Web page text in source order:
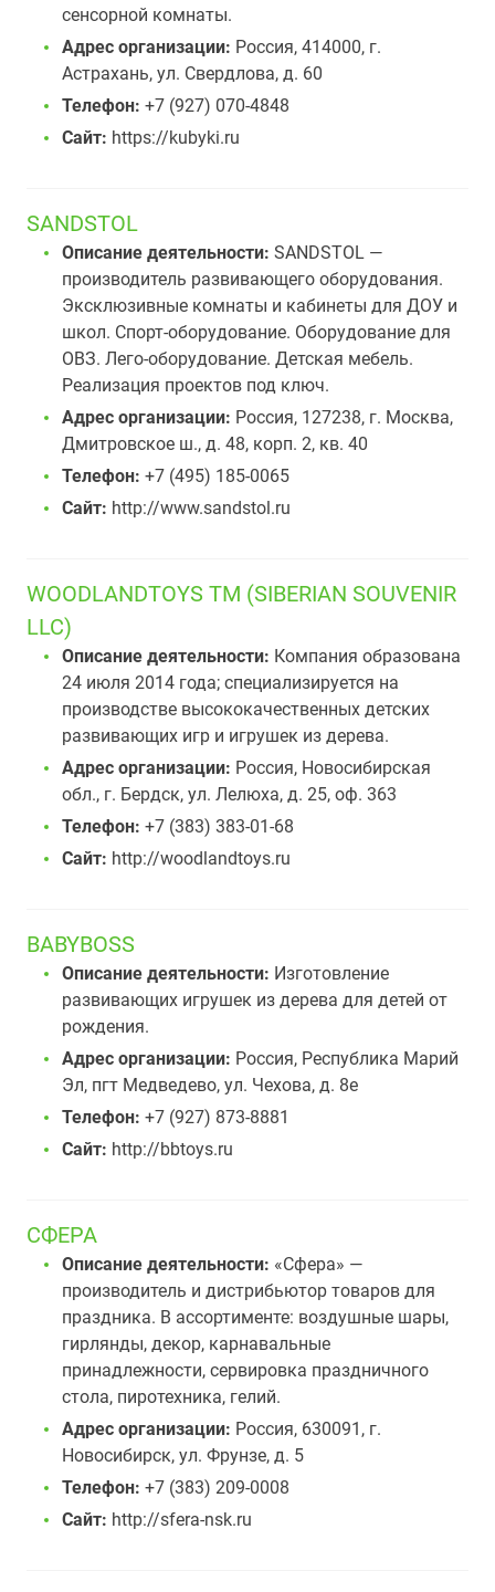
сенсорной комнаты.
Адрес организации: Россия, 414000, г.
Астрахань, ул. Свердлова, д. 60
Телефон: +7 (927) 070-4848
Сайт: https://kubyki.ru
SANDSTOL
Описание деятельности: SANDSTOL —
производитель развивающего оборудования.
Эксклюзивные комнаты и кабинеты для ДОУ и
школ. Спорт-оборудование. Оборудование для
ОВЗ. Лего-оборудование. Детская мебель.
Реализация проектов под ключ.
Адрес организации: Россия, 127238, г. Москва,
Дмитровское ш., д. 48, корп. 2, кв. 40
Телефон: +7 (495) 185-0065
Сайт: http://www.sandstol.ru
WOODLANDTOYS TM (SIBERIAN SOUVENIR
LLC)
Описание деятельности: Компания образована
24 июля 2014 года; специализируется на
производстве высококачественных детских
развивающих игр и игрушек из дерева.
Адрес организации: Россия, Новосибирская
обл., г. Бердск, ул. Лелюха, д. 25, оф. 363
Телефон: +7 (383) 383-01-68
Сайт: http://woodlandtoys.ru
BABYBOSS
Описание деятельности: Изготовление
развивающих игрушек из дерева для детей от
рождения.
Адрес организации: Россия, Республика Марий
Эл, пгт Медведево, ул. Чехова, д. 8е
Телефон: +7 (927) 873-8881
Сайт: http://bbtoys.ru
СФЕРА
Описание деятельности: «Сфера» —
производитель и дистрибьютор товаров для
праздника. В ассортименте: воздушные шары,
гирлянды, декор, карнавальные
принадлежности, сервировка праздничного
стола, пиротехника, гелий.
Адрес организации: Россия, 630091, г.
Новосибирск, ул. Фрунзе, д. 5
Телефон: +7 (383) 209-0008
Сайт: http://sfera-nsk.ru